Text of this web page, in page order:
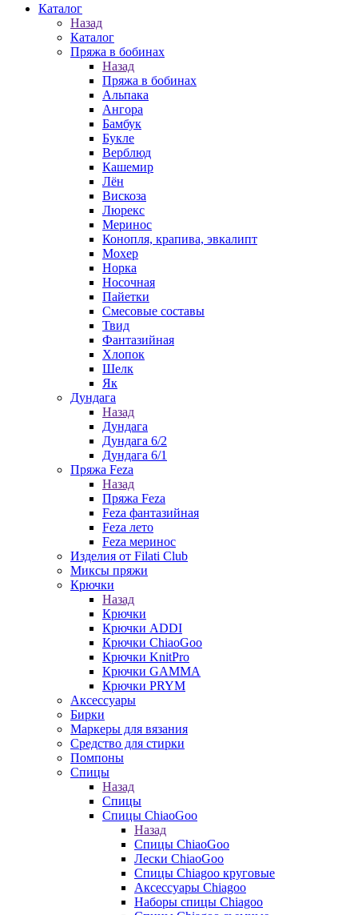
Каталог
Назад
Каталог
Пряжа в бобинах
Назад
Пряжа в бобинах
Альпака
Ангора
Бамбук
Букле
Верблюд
Кашемир
Лён
Вискоза
Люрекс
Меринос
Конопля, крапива, эвкалипт
Мохер
Норка
Носочная
Пайетки
Смесовые составы
Твид
Фантазийная
Хлопок
Шелк
Як
Дундага
Назад
Дундага
Дундага 6/2
Дундага 6/1
Пряжа Feza
Назад
Пряжа Feza
Feza фантазийная
Feza лето
Feza меринос
Изделия от Filati Club
Миксы пряжи
Крючки
Назад
Крючки
Крючки ADDI
Крючки ChiaoGoo
Крючки KnitPro
Крючки GAMMA
Крючки PRYM
Аксессуары
Бирки
Маркеры для вязания
Средство для стирки
Помпоны
Спицы
Назад
Спицы
Спицы ChiaoGoo
Назад
Спицы ChiaoGoo
Лески ChiaoGoo
Cпицы Сhiagoo круговые
Аксессуары Chiagoo
Наборы спицы Chiagoo